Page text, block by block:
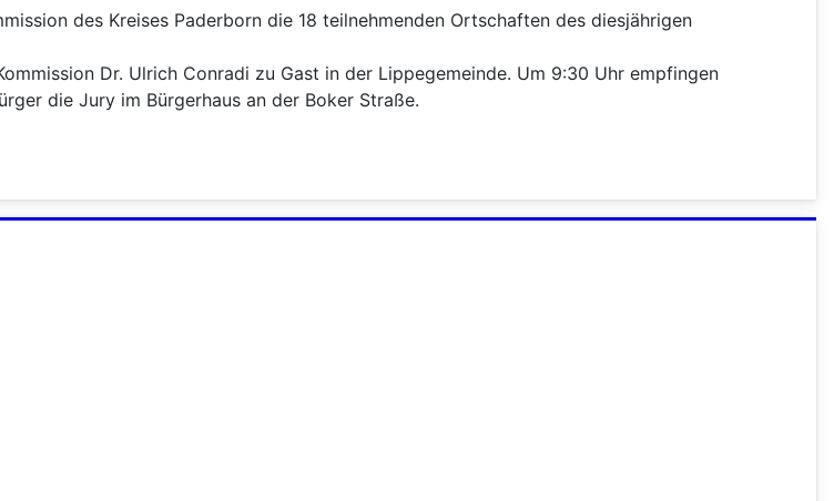
des Kreises Paderborn die 18 teilnehmenden Ortschaften des diesjährigen
Dr. Ulrich Conradi zu Gast in der Lippegemeinde. Um 9:30 Uhr empfingen
die Jury im Bürgerhaus an der Boker Straße.